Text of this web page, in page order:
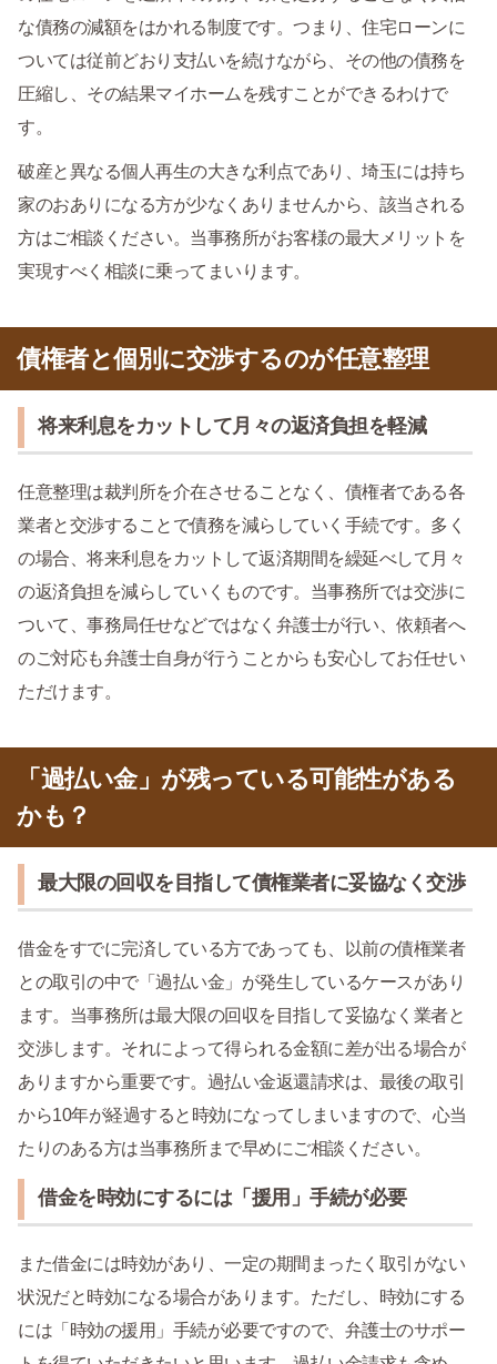
な債務の減額をはかれる制度です。つまり、住宅ローンに
ついては従前どおり支払いを続けながら、その他の債務を
圧縮し、その結果マイホームを残すことができるわけで
す。
破産と異なる個人再生の大きな利点であり、埼玉には持ち
家のおありになる方が少なくありませんから、該当される
方はご相談ください。当事務所がお客様の最大メリットを
実現すべく相談に乗ってまいります。
債権者と個別に交渉するのが任意整理
将来利息をカットして月々の返済負担を軽減
任意整理は裁判所を介在させることなく、債権者である各
業者と交渉することで債務を減らしていく手続です。多く
の場合、将来利息をカットして返済期間を繰延べして月々
の返済負担を減らしていくものです。当事務所では交渉に
ついて、事務局任せなどではなく弁護士が行い、依頼者へ
のご対応も弁護士自身が行うことからも安心してお任せい
ただけます。
「過払い金」が残っている可能性がある
かも？
最大限の回収を目指して債権業者に妥協なく交渉
借金をすでに完済している方であっても、以前の債権業者
との取引の中で「過払い金」が発生しているケースがあり
ます。当事務所は最大限の回収を目指して妥協なく業者と
交渉します。それによって得られる金額に差が出る場合が
ありますから重要です。過払い金返還請求は、最後の取引
から10年が経過すると時効になってしまいますので、心当
たりのある方は当事務所まで早めにご相談ください。
借金を時効にするには「援用」手続が必要
また借金には時効があり、一定の期間まったく取引がない
状況だと時効になる場合があります。ただし、時効にする
には「時効の援用」手続が必要ですので、弁護士のサポー